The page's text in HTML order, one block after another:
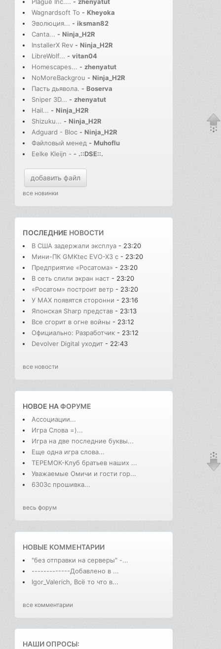
Wagnardsoft To - Kheyoka
Эволюция... - iksman82
Canta... - Ninja_H2R
InstallerX Rev - Ninja_H2R
LibreWolf... - vitan04
Homescapes... - zhenyatut
NoMoreBackgrou - Ninja_H2R
Пасть дьявола. - Boserva
Sniper 3D... - zhenyatut
Hail... - Ninja_H2R
Shizuku... - Ninja_H2R
Adguard - Bloc - Ninja_H2R
Файловый менед - Muhoflu
Eelke Kleijn - - .::DSE::.
добавить файл
все новинки
ПОСЛЕДНИЕ НОВОСТИ
В США задержали эксплуа - 23:20
Мини-ПК GMKtec EVO-X3 с - 23:20
Предприятие «Росатома» - 23:20
В сеть слили экран наст - 23:20
«Росатом» построит ветр - 23:20
У MAX появятся сторонни - 23:16
Японская Sharp представ - 23:13
Все сгорит в огне войны - 23:12
Официально: Разработчик - 23:12
Devolver Digital уходит - 22:43
все новости
НОВОЕ НАФОРУМЕ
Ассоциации...
Игра Слова =)...
Игра на две последние буквы...
Еще одна игра слова...
ТЕРЕМОК-Клуб братьев наших ...
Уважаемые Омичи и гости гор...
6303с прошивка...
весь форум
НОВЫЕ КОММЕНТАРИИ
"без отправки на серверы" -...
-------------Добавлено в ...
Igor_Valerich, Всё то что в...
все комментарии
НАШИ ОПРОСЫ: